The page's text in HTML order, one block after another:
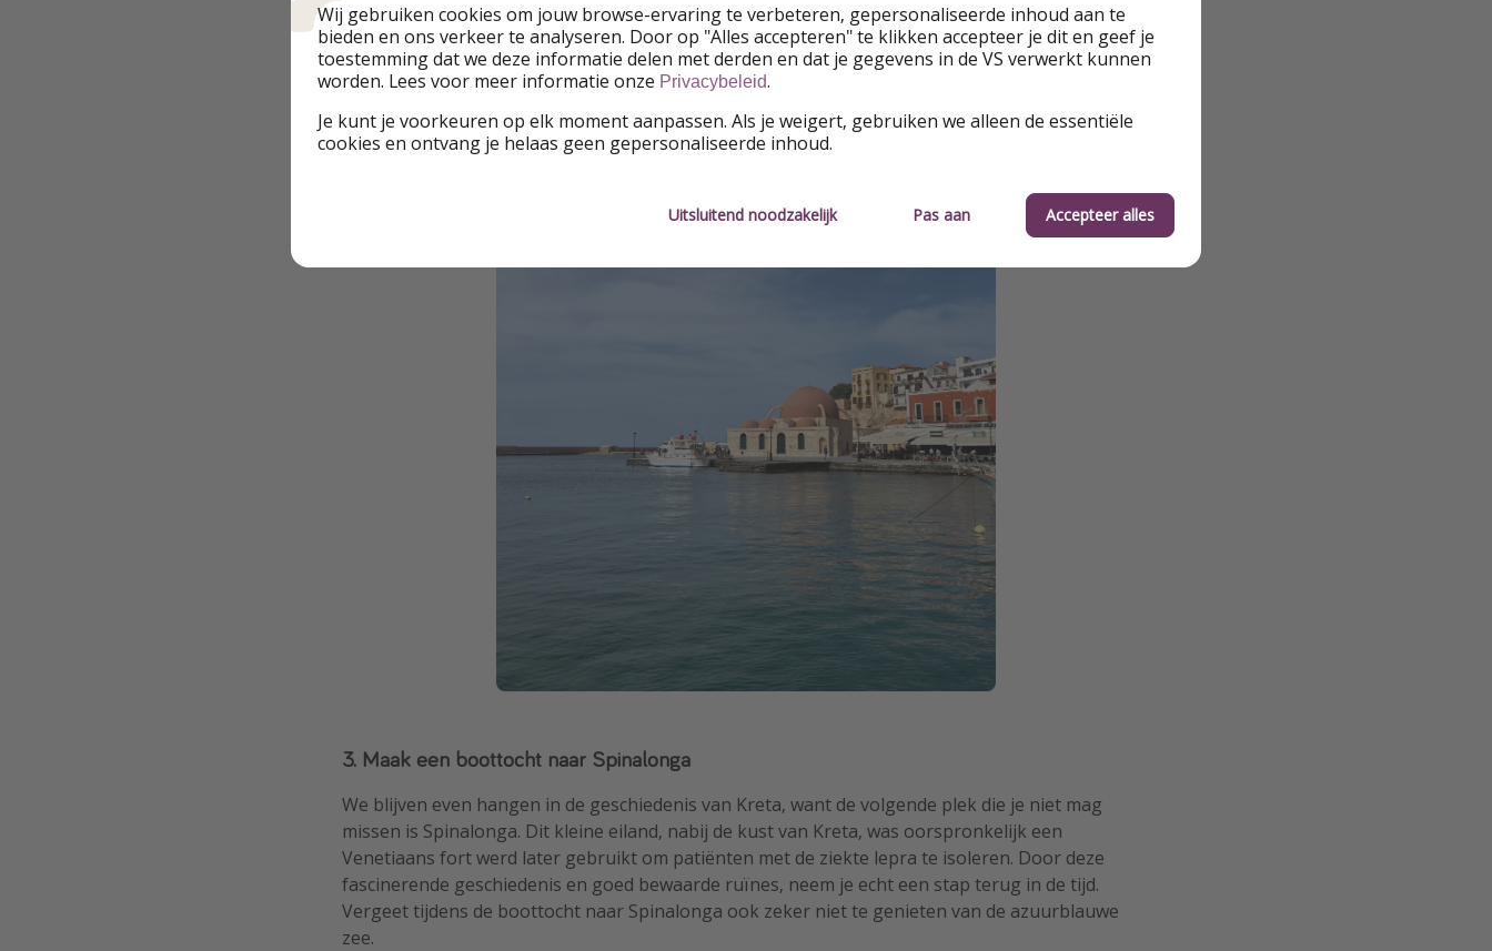
3. Maak een boottocht naar Spinalonga
We blijven even hangen in de geschiedenis van Kreta, want de volgende plek die je niet mag
missen is Spinalonga. Dit kleine eiland, nabij de kust van Kreta, was oorspronkelijk een
Venetiaans fort werd later gebruikt om patiënten met de ziekte lepra te isoleren. Door deze
fascinerende geschiedenis en goed bewaarde ruïnes, neem je echt een stap terug in de tijd.
Vergeet tijdens de boottocht naar Spinalonga ook zeker niet te genieten van de azuurblauwe
zee.
Wij gebruiken cookies om jouw browse-ervaring te verbeteren, gepersonaliseerde inhoud aan te
bieden en ons verkeer te analyseren. Door op "Alles accepteren" te klikken accepteer je dit en geef je
toestemming dat we deze informatie delen met derden en dat je gegevens in de VS verwerkt kunnen
worden. Lees voor meer informatie onze Privacybeleid.
Je kunt je voorkeuren op elk moment aanpassen. Als je weigert, gebruiken we alleen de essentiële
cookies en ontvang je helaas geen gepersonaliseerde inhoud.
Uitsluitend noodzakelijk Pas aan Accepteer alles